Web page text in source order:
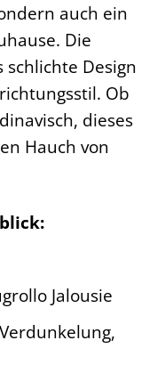
auch ein
Die
Design
Ob
dieses
Hauch von
Jalousie